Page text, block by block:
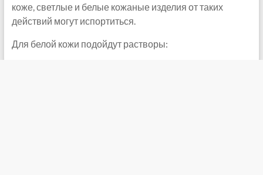
коже, светлые и белые кожаные изделия от таких
действий могут испортиться.
Для белой кожи подойдут растворы: